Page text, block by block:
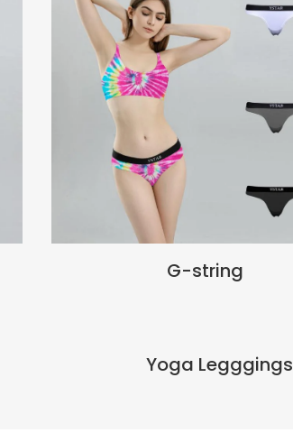
G-string
Yoga Legggings